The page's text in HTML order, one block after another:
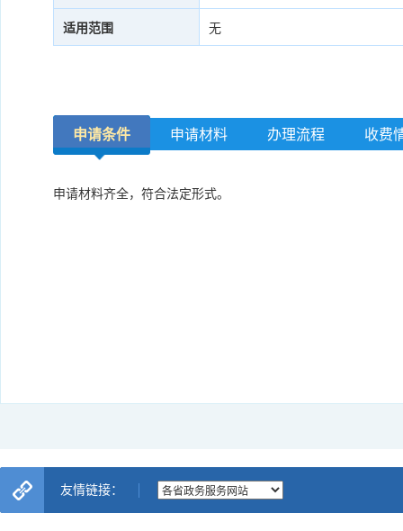
适用范围 无
申请条件 申请材料 办理流程 收费
申请材料齐全，符合法定形式。
友情链接：